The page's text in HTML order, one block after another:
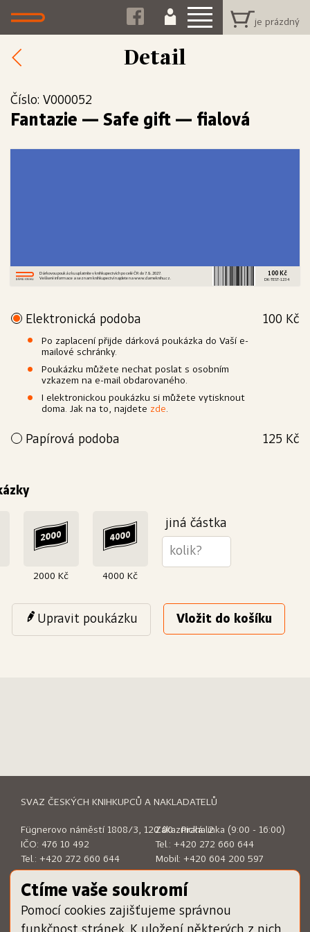
Detail
Číslo: V000052
Fantazie — Safe gift — fialová
Dárkovou poukázku uplatníte v knihkupectvích po celé ČR do 7. 8. 2027.
Veškeré informace a seznam knihkupectví najdete na www.dameknihu.cz.
100 Kč
DK-TEST-1234
Elektronická podoba 100 Kč
Po zaplacení přijde dárková poukázka do Vaší e-
mailové schránky.
Poukázku můžete nechat poslat s osobním
vzkazem na e-mail obdarovaného.
I elektronickou poukázku si můžete vytisknout
doma. Jak na to, najdete zde.
Papírová podoba 125 Kč
2000 Kč 4000 Kč
jiná částka
Upravit poukázku
SVAZ ČESKÝCH KNIHKUPCŮ A NAKLADATELŮ
Fügnerovo náměstí 1808/3, 120 00 Praha 2
IČO: 476 10 492
Tel.: +420 272 660 644
E-mail:sckn@sckn.cz
Zákaznická linka (9:00 - 16:00)
Tel.: +420 272 660 644
Mobil: +420 604 200 597
E-mail:info@dameknihu.cz
MENU ODKAZY
Ctíme vaše soukromí
Pomocí cookies zajišťujeme správnou